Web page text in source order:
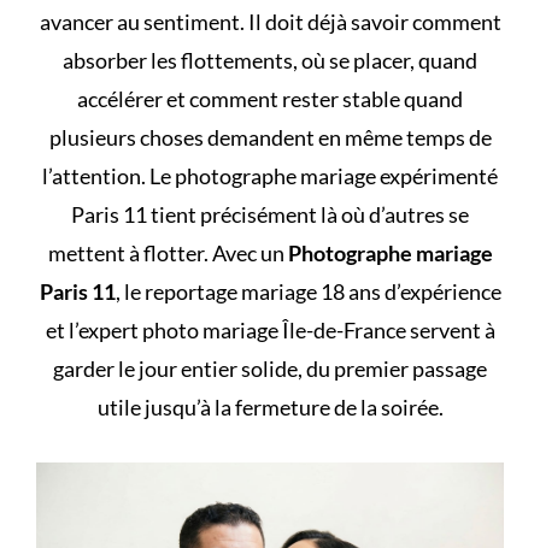
avancer au sentiment. Il doit déjà savoir comment
absorber les flottements, où se placer, quand
accélérer et comment rester stable quand
plusieurs choses demandent en même temps de
l’attention. Le photographe mariage expérimenté
Paris 11 tient précisément là où d’autres se
mettent à flotter. Avec un Photographe mariage
Paris 11, le reportage mariage 18 ans d’expérience
et l’expert photo mariage Île-de-France servent à
garder le jour entier solide, du premier passage
utile jusqu’à la fermeture de la soirée.